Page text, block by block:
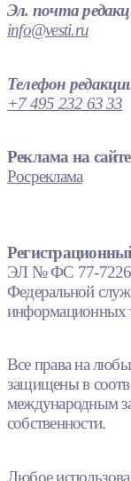
Эл. почта
info@vesti.ru
Телефон
+7 495 232 63 33
Реклама на сайте
Росреклама
ЭЛ № ФС 77-72266
Федеральной
информационных
Все права на
защищены в
международным
собственности.
Любое